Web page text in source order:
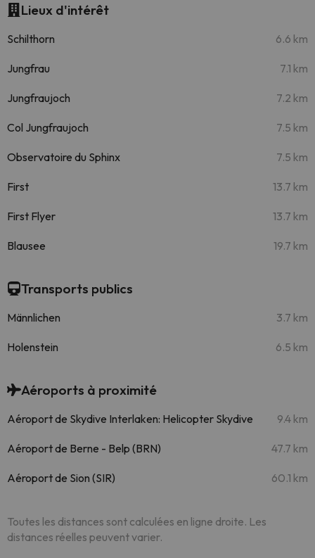
Lieux d'intérêt
Schilthorn 6.6 km
Jungfrau 7.1 km
Jungfraujoch 7.2 km
Col Jungfraujoch 7.5 km
Observatoire du Sphinx 7.5 km
First 13.7 km
First Flyer 13.7 km
Blausee 19.7 km
Transports publics
Männlichen 3.7 km
Holenstein 6.5 km
Aéroports à proximité
Aéroport de Skydive Interlaken: Helicopter Skydive 9.4 km
Aéroport de Berne - Belp (BRN) 47.7 km
Aéroport de Sion (SIR) 60.1 km
Toutes les distances sont calculées en ligne droite. Les
distances réelles peuvent varier.